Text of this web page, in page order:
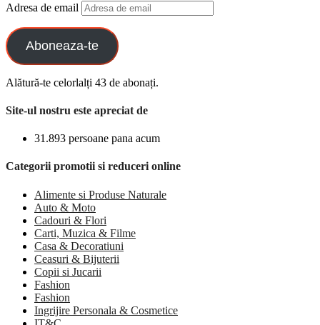
Adresa de email
Aboneaza-te
Alătură-te celorlalți 43 de abonați.
Site-ul nostru este apreciat de
31.893 persoane pana acum
Categorii promotii si reduceri online
Alimente si Produse Naturale
Auto & Moto
Cadouri & Flori
Carti, Muzica & Filme
Casa & Decoratiuni
Ceasuri & Bijuterii
Copii si Jucarii
Fashion
Fashion
Ingrijire Personala & Cosmetice